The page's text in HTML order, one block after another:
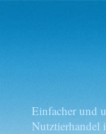
Einfacher und
Nutztierhandel